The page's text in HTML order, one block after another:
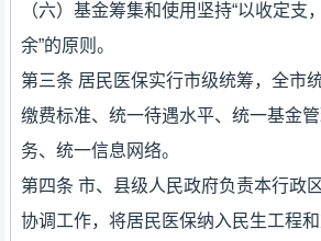
（六）基金筹集和使用坚持“以收定支
余”的原则。
第三条 居民医保实行市级统筹，全市
缴费标准、统一待遇水平、统一基金
务、统一信息网络。
第四条 市、县级人民政府负责本行政
协调工作，将居民医保纳入民生工程